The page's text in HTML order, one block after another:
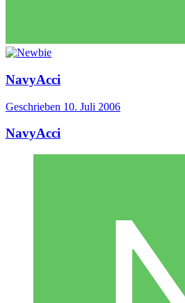
NavyAcci
Geschrieben 10. Juli 2006
NavyAcci